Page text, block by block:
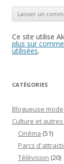
Ce site utilise
plus sur
utilisées.
CATÉGORIES
Blogueuse mode
Culture et
Cinéma (51)
Parcs
Télévision (20)